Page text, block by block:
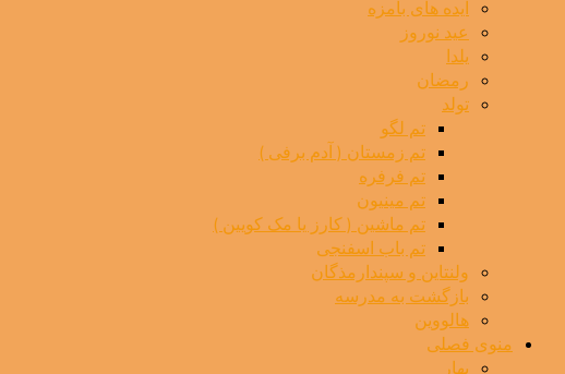
ایده های بامزه
عید نوروز
یلدا
رمضان
تولد
تم لگو
تم زمستان ( آدم برفی )
تم فرفره
تم مینیون
تم ماشین ( کارز یا مک کویین )
تم باب اسفنجی
ولنتاین و سپندارمذگان
بازگشت به مدرسه
هالووین
منوی فصلی
بهار